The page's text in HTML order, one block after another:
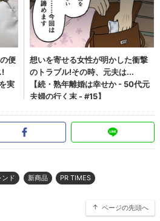
ンド 新商品 PR TIMES
ページの先頭へ